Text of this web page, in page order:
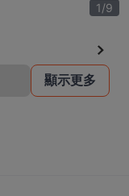
1/9
顯示更多